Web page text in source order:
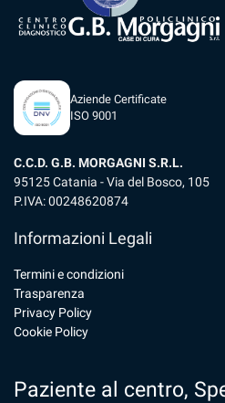
Aziende Certificate
ISO 9001
C.C.D. G.B. MORGAGNI S.R.L.
95125 Catania - Via del Bosco, 105
P.IVA: 00248620874
Informazioni Legali
Termini e condizioni
Trasparenza
Privacy Policy
Cookie Policy
Paziente al centro,